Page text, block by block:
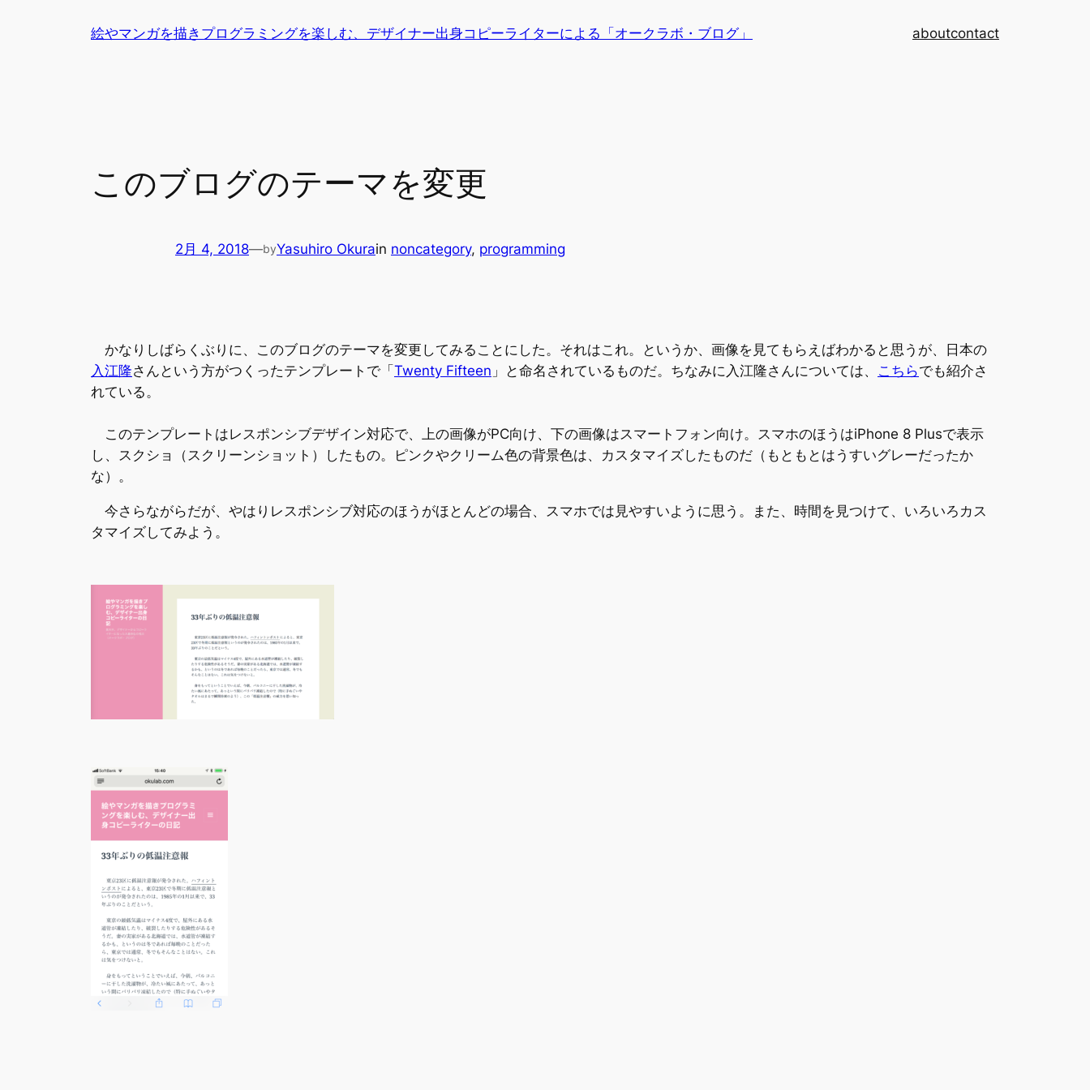
絵やマンガを描きプログラミングを楽しむ、デザイナー出身コピーライターによる「オークラボ・ブログ」 aboutcontact
このブログのテーマを変更
2月 4, 2018—byYasuhiro Okurain noncategory, programming
かなりしばらくぶりに、このブログのテーマを変更してみることにした。それはこれ。というか、画像を見てもらえばわかると思うが、日本の
入江隆さんという方がつくったテンプレートで「Twenty Fifteen 」と命名されているものだ。ちなみに入江隆さんについては、 こちらでも紹介さ
れている。
このテンプレートはレスポンシブデザイン対応で、上の画像がPC向け、下の画像はスマートフォン向け。スマホのほうはiPhone 8 Plusで表示
し、スクショ（スクリーンショット）したもの。ピンクやクリーム色の背景色は、カスタマイズしたものだ（もともとはうすいグレーだったか
な）。
今さらながらだが、やはりレスポンシブ対応のほうがほとんどの場合、スマホでは見やすいように思う。また、時間を見つけて、いろいろカス
タマイズしてみよう。